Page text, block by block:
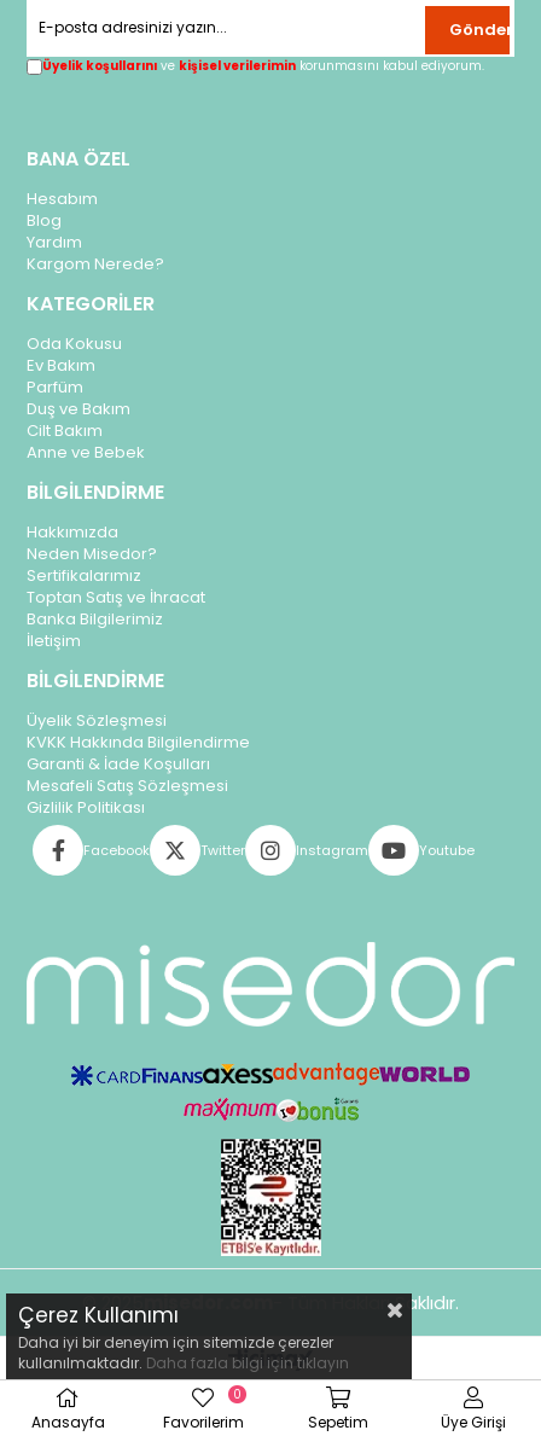
Gönder
Üyelik koşullarını ve kişisel verilerimin korunmasını kabul ediyorum.
BANA ÖZEL
Hesabım
Blog
Yardım
Kargom Nerede?
KATEGORİLER
Oda Kokusu
Ev Bakım
Parfüm
Duş ve Bakım
Cilt Bakım
Anne ve Bebek
BİLGİLENDİRME
Hakkımızda
Neden Misedor?
Sertifikalarımız
Toptan Satış ve İhracat
Banka Bilgilerimiz
İletişim
BİLGİLENDİRME
Üyelik Sözleşmesi
KVKK Hakkında Bilgilendirme
Garanti & İade Koşulları
Mesafeli Satış Sözleşmesi
Gizlilik Politikası
Facebook Twitter Instagram Youtube
© 2025 - Tüm Hakları Saklıdır.
Çerez Kullanımı
Daha iyi bir deneyim için sitemizde çerezler
kullanılmaktadır. Daha fazla bilgi için tıklayın
Anasayfa Favorilerim
0
Sepetim Üye Girişi